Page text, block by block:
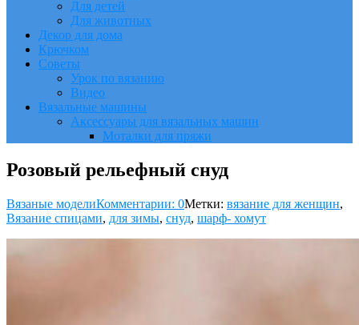
Для детей
Для животных
Декор для дома
Крючком
Советы
Урок по вязанию
Видео
Вязальные машины
Аксессуары для вязальных машин
Моталки для пряжи
Розовый рельефный снуд
Вязаные моделиКомментарии: 0Метки: вязание для женщин,
Вязание спицами, для зимы, снуд, шарф- хомут